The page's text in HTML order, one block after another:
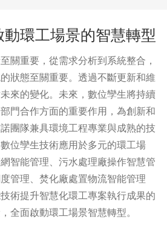
環工場景的智慧轉型
關重要，從需求分析到系統整合，
狀態至關重要。透過不斷更新和維
來的變化。未來，數位孿生將持續
門合作方面的重要作用，為創新和
團隊兼具環境工程專業與成熟的技
位孿生技術應用於多元的環工場
智能管理、污水處理廠操作智慧管
管理、焚化廠處置物流智能管理
術提升智慧化環工專案執行成果的
全面啟動環工場景智慧轉型。